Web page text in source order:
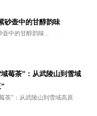
砂壶中的甘醇韵味
中的甘醇韵味...
莓茶”：从武陵山到雪域
茶”：从武陵山到雪域高原